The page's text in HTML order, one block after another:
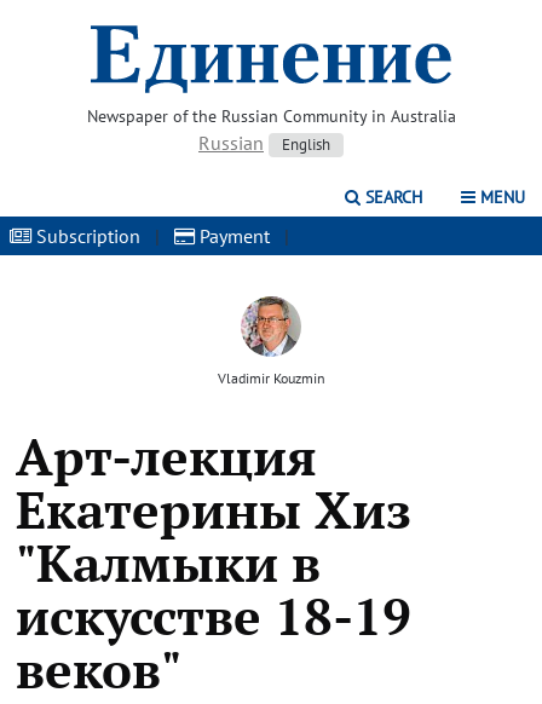
Newspaper of the Russian Community in Australia
Russian English
SEARCH MENU
Subscription | Payment |
Vladimir Kouzmin
Арт-лекция
Екатерины Хиз
"Калмыки в
искусстве 18-19
веков"